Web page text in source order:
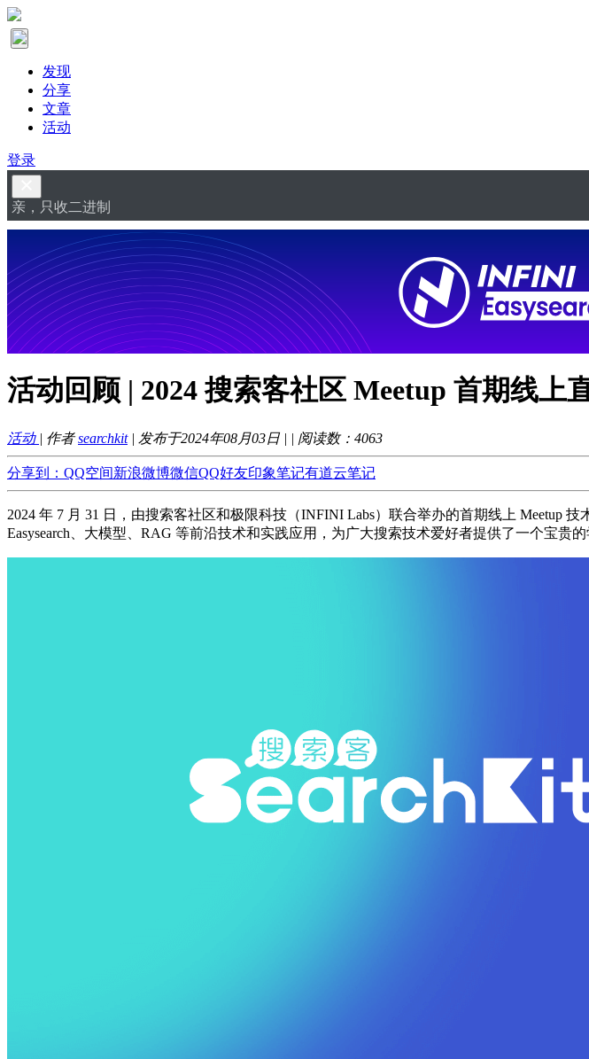
发现
分享
文章
活动
登录
亲，只收二进制
活动回顾 | 2024 搜索客社区 Meetup 首期线上
活动 | 作者searchkit | 发布于2024年08月03日 | | 阅读数： 4063
分享到： QQ空间新浪微博微信QQ好友印象笔记有道云笔记
2024 年 7 月 31 日，由搜索客社区和极限科技（INFINI Labs）联合举办的首期线上 Meetup
Easysearch、大模型、RAG 等前沿技术和实践应用，为广大搜索技术爱好者提供了一个宝贵的